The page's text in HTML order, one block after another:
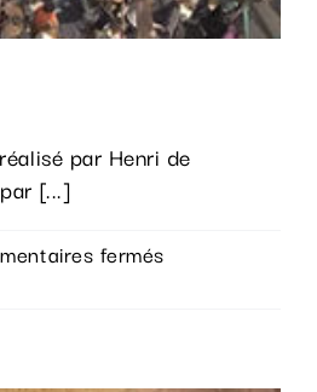
par Henri de
[...]
ferméssur